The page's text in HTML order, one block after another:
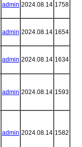
admin 2024.08.14 1758
admin 2024.08.14 1654
admin 2024.08.14 1634
admin 2024.08.14 1593
admin 2024.08.14 1582